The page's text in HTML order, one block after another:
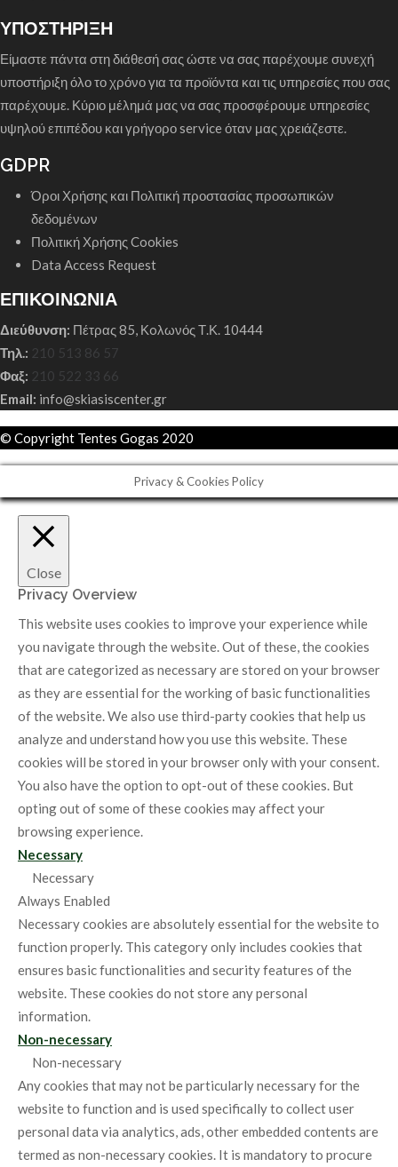
ΥΠΟΣΤΗΡΙΞΗ
Είμαστε πάντα στη διάθεσή σας ώστε να σας παρέχουμε συνεχή
υποστήριξη όλο το χρόνο για τα προϊόντα και τις υπηρεσίες που σας
παρέχουμε. Κύριο μέλημά μας να σας προσφέρουμε υπηρεσίες
υψηλού επιπέδου και γρήγορο service όταν μας χρειάζεστε.
GDPR
Όροι Χρήσης και Πολιτική προστασίας προσωπικών
δεδομένων
Πολιτική Χρήσης Cookies
Data Access Request
ΕΠΙΚΟΙΝΩΝΙΑ
Διεύθυνση: Πέτρας 85, Κoλωνός Τ.Κ. 10444
Τηλ.: 210 513 86 57
Φαξ: 210 522 33 66
Email: info@skiasiscenter.gr
© Copyright Tentes Gogas 2020
Privacy & Cookies Policy
Close
Privacy Overview
This website uses cookies to improve your experience while
you navigate through the website. Out of these, the cookies
that are categorized as necessary are stored on your browser
as they are essential for the working of basic functionalities
of the website. We also use third-party cookies that help us
analyze and understand how you use this website. These
cookies will be stored in your browser only with your consent.
You also have the option to opt-out of these cookies. But
opting out of some of these cookies may affect your
browsing experience.
Necessary
Necessary
Always Enabled
Necessary cookies are absolutely essential for the website to
function properly. This category only includes cookies that
ensures basic functionalities and security features of the
website. These cookies do not store any personal
information.
Non-necessary
Non-necessary
Any cookies that may not be particularly necessary for the
website to function and is used specifically to collect user
personal data via analytics, ads, other embedded contents are
termed as non-necessary cookies. It is mandatory to procure